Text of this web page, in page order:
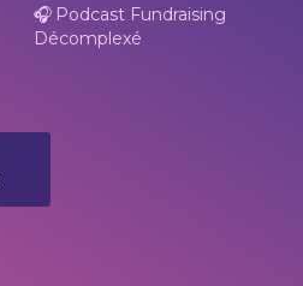
🎧 Podcast Fundraising
Décomplexé